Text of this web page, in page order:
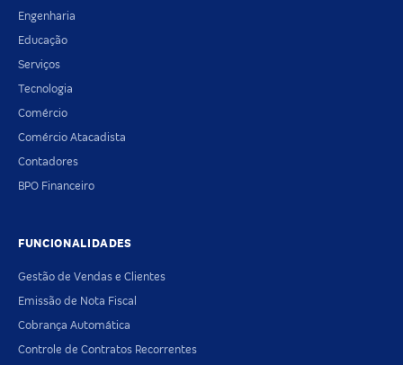
Engenharia
Educação
Serviços
Tecnologia
Comércio
Comércio Atacadista
Contadores
BPO Financeiro
FUNCIONALIDADES
Gestão de Vendas e Clientes
Emissão de Nota Fiscal
Cobrança Automática
Controle de Contratos Recorrentes